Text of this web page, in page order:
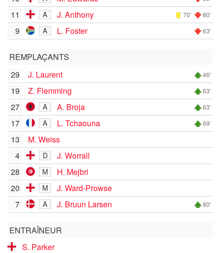
11 A J. Anthony 70' 80'
9 A L. Foster 63'
REMPLAÇANTS
29
J. Laurent 46'
19 Z. Flemming 63'
27 A A. Broja 63'
17 A L. Tchaouna 69'
13
M. Weiss
4
D
J. Worrall
28
M
H. Mejbri
20
M
J. Ward-Prowse
7
A J. Bruun Larsen 80'
ENTRAÎNEUR
S. Parker